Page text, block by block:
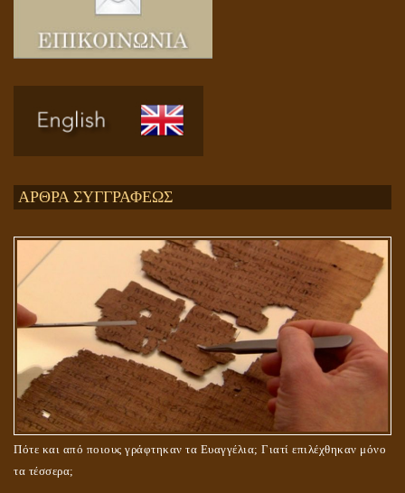
ΑΡΘΡΑ ΣΥΓΓΡΑΦΕΩΣ
Πότε και από ποιους γράφτηκαν τα Ευαγγέλια; Γιατί επιλέχθηκαν μόνο
τα τέσσερα;
ΤΟ ΣΗΜΕΙΟ ΤΟΥ ΣΤΑΥΡΟΥ